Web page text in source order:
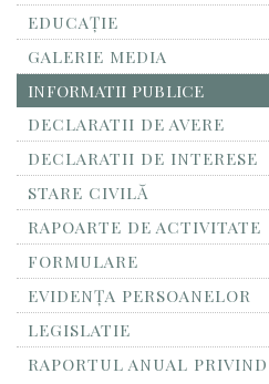
EDUCAȚIE
GALERIE MEDIA
INFORMATII PUBLICE
DECLARATII DE AVERE
DECLARATII DE INTERESE
STARE CIVILĂ
RAPOARTE DE ACTIVITATE
FORMULARE
EVIDENȚA PERSOANELOR
LEGISLATIE
RAPORTUL ANUAL